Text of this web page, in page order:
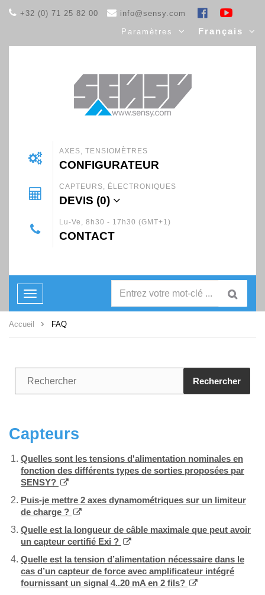
+32 (0) 71 25 82 00 info@sensy.com
Paramètres Français
AXES, TENSIOMÈTRES
CONFIGURATEUR
CAPTEURS, ÉLECTRONIQUES
DEVIS (0)
Lu-Ve, 8h30 - 17h30 (GMT+1)
CONTACT
Toggle
navigation
Accueil FAQ
Rechercher
Capteurs
Quelles sont les tensions d'alimentation nominales en
fonction des différents types de sorties proposées par
SENSY?
Puis-je mettre 2 axes dynamométriques sur un limiteur
de charge ?
Quelle est la longueur de câble maximale que peut avoir
un capteur certifié Exi ?
Quelle est la tension d’alimentation nécessaire dans le
cas d’un capteur de force avec amplificateur intégré
fournissant un signal 4..20 mA en 2 fils?